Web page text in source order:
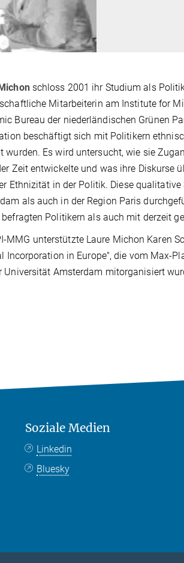
schloss 2001 ihr Studium als
Mitarbeiterin am Institute for
Bureau der niederländischen Grünen
beschäftigt sich mit Politikern
wurden. Es wird untersucht, wie sie
Zeit entwickelte und was ihre Diskurse
Ethnizität in der Politik. Diese
als auch in der Region Paris
Politikern als auch mit derzeit
MMG unterstützte Laure Michon Karen
Incorporation in Europe", die vom Max-
Universität Amsterdam mitorganisiert
Soziale Medien
Linkedin
Bluesky